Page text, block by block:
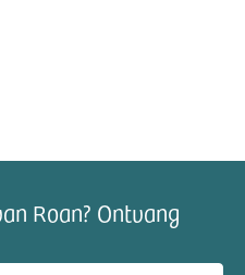
Roan? Ontvang